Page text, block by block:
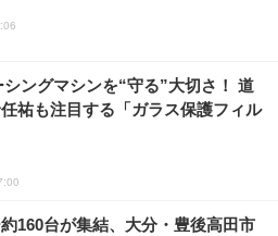
シングマシンを“守る”大切さ！ 道
祐も注目する「ガラス保護フィル
160台が集結、大分・豊後高田市